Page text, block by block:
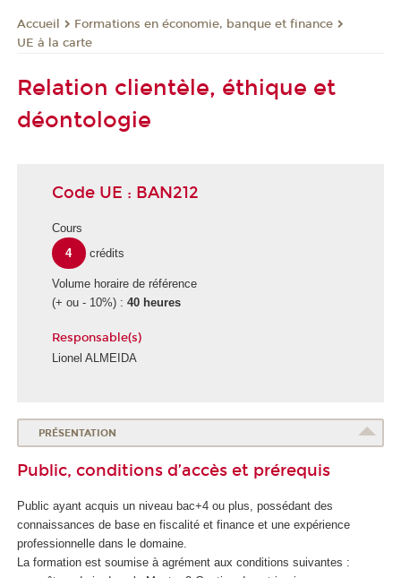
Accueil
Formations en économie, banque et finance
UE à la carte
Relation clientèle, éthique et
déontologie
Code UE : BAN212
Cours
4
crédits
Volume horaire de référence
(+ ou - 10%) : 40 heures
Responsable(s)
Lionel ALMEIDA
PRÉSENTATION
Public, conditions d’accès et prérequis
Public ayant acquis un niveau bac+4 ou plus, possédant des
connaissances de base en fiscalité et finance et une expérience
professionnelle dans le domaine.
La formation est soumise à agrément aux conditions suivantes :